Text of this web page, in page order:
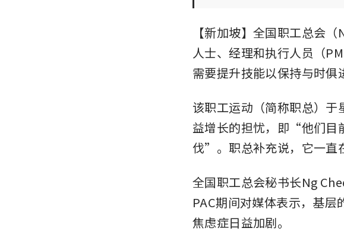
【新加坡】全国职工总会
人士、经理和执行人员（
需要提升技能以保持与时俱
该职工运动（简称职总）于
益增长的担忧，即“他们目
伐”。职总补充说，它一直
全国职工总会秘书长Ng
PAC期间对媒体表示，基
焦虑症日益加剧。